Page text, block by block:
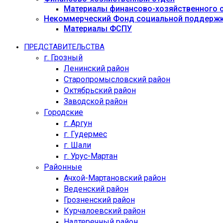
Материалы финансово-хозяйственного
Некоммерческий Фонд социальной
Материалы ФСПУ
ПРЕДСТАВИТЕЛЬСТВА
г. Грозный
Ленинский район
Старопромысловский район
Октябрьский район
Заводской район
Городские
г. Аргун
г. Гудермес
г. Шали
г. Урус-Мартан
Районные
Ачхой-Мартановский район
Веденский район
Грозненский район
Курчалоевский район